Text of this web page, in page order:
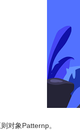
对象Patternp。